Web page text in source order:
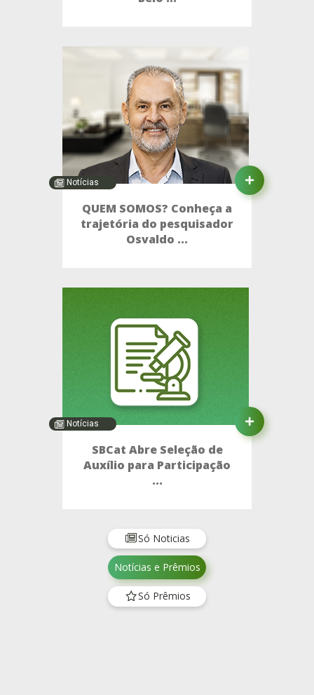
Notícias
QUEM SOMOS? Conheça a
trajetória do pesquisador
Osvaldo ...
Notícias
SBCat Abre Seleção de
Auxílio para Participação
...
Só Noticias
Notícias e Prêmios
Só Prêmios